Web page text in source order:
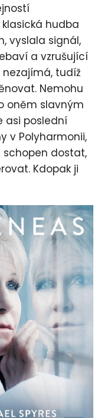
klasická hudba
vyslala signál,
a vzrušující
tudíž
Nemohu
oněm slavným
asi poslední
v Polyharmonii,
schopen dostat,
Kdopak ji